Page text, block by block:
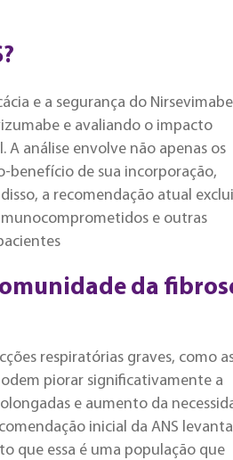
e a segurança do Nirsevimabe
e avaliando o impacto
A análise envolve não apenas os
benefício de sua incorporação,
a recomendação atual
e outras
da
respiratórias graves, como
piorar significativamente a
e aumento da
inicial da ANS levanta
que essa é uma população que